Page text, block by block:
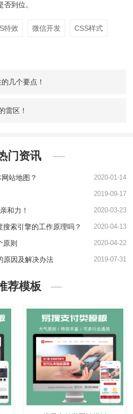
到位。
特效 微信开发 CSS样式
几个要点！
雷区！
门资讯
站地图？ 2020-01-14
2019-09-17
和力！ 2020-03-23
索引擎的工作原理吗？ 2020-04-13
原则 2020-04-22
原因及解决办法 2019-07-31
荐模板